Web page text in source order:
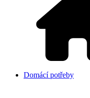
Domácí potřeby